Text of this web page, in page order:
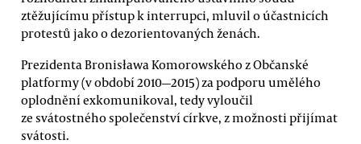
ztěžujícímu přístup k interrupci, mluvil o účastnicích
protestů jako o dezorientovaných ženách.
Prezidenta Bronisława Komorowského z Občanské
platformy (v období 2010—2015) za podporu umělého
oplodnění exkomunikoval, tedy vyloučil
ze svátostného společenství církve, z možnosti přijímat
svátosti.